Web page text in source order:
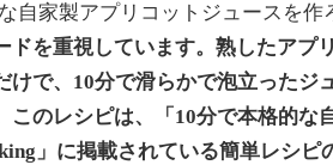
自家製アプリコットジュースを作
ドを重視しています。熟したアプ
で、10分で滑らかで泡立ったジ
このレシピは、「10分で本格的な
」に掲載されている簡単レシピ